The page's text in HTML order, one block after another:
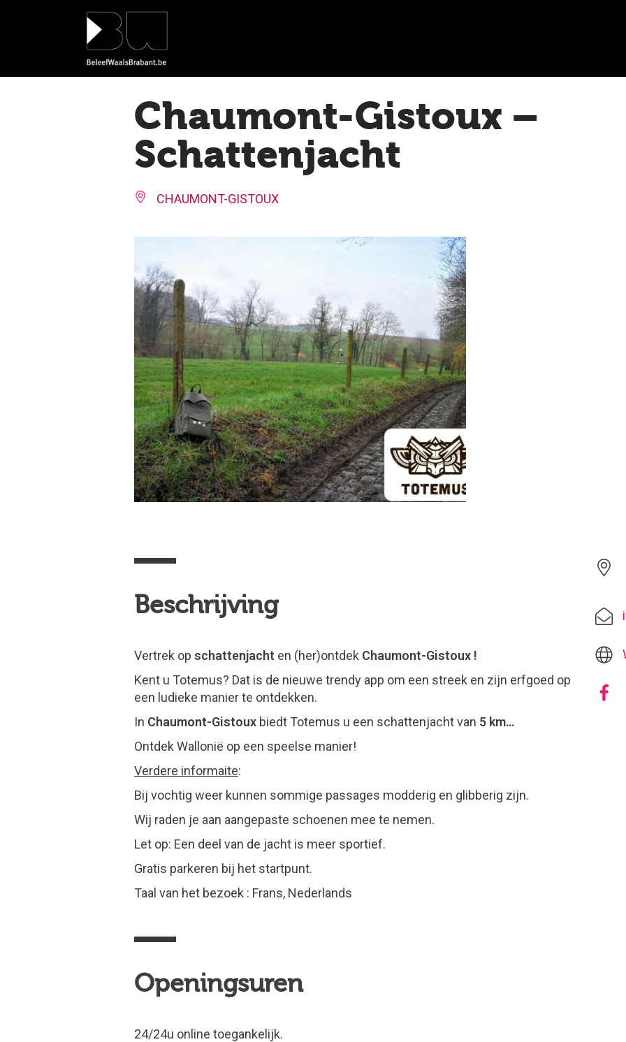
Chaumont-Gistoux –
Schattenjacht
CHAUMONT-GISTOUX
Beschrijving
Vertrek op schattenjacht en (her)ontdek Chaumont-Gistoux !
Kent u Totemus? Dat is de nieuwe trendy app om een streek en zijn erfgoed op
een ludieke manier te ontdekken.
In Chaumont-Gistoux biedt Totemus u een schattenjacht van 5 km…
Ontdek Wallonië op een speelse manier!
Verdere informaite:
Bij vochtig weer kunnen sommige passages modderig en glibberig zijn.
Wij raden je aan aangepaste schoenen mee te nemen.
Let op: Een deel van de jacht is meer sportief.
Gratis parkeren bij het startpunt.
Taal van het bezoek : Frans, Nederlands
Openingsuren
24/24u online toegankelijk.